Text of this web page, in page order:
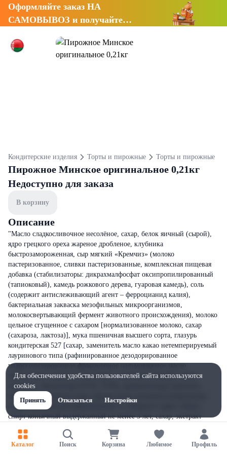
Оформляйте заказ НА
САМОВЫВОЗ и получайте
Кондитерские изделия Торты и пирожные Торты и пирожные
Пирожное Минское оригинальное 0,21кг
Недоступно для заказа
В корзину
Описание
"Масло сладкосливочное несолёное, сахар, белок яичный (сырой),
ядро грецкого ореха жареное дробленое, клубника
быстрозамороженная, сыр мягкий «Кремчиз» (молоко
пастеризованное, сливки пастеризованные, комплексная пищевая
добавка (стабилизаторы: дикрахмалфосфат оксипропилированный
(тапиоковый), камедь рожкового дерева, гуаровая камедь), соль
(содержит антислеживающий агент – ферроцианид калия),
бактериальная закваска мезофильных микроорганизмов,
молокосвертывающий фермент животного происхождения), молоко
цельное сгущенное с сахаром [нормализованное молоко, сахар
(сахароза, лактоза)], мука пшеничная высшего сорта, глазурь
кондитерская 527 [сахар, заменитель масло какао нетемперируемый
лауринового типа (рафинированное дезодорированное
гидрогенизированное фракционное пальмоядровое масло,
эмульгаторы (сорбитан тристеарат, лецитины соевый)), какао-
порошок, эмульгаторы (Е322, Е476), ароматизаторы (ванилин,
шоколад)], сахарная пудра, бренди [вода питьевая исправленная,
спирт этиловый ректификованный из пищевого сырья «Люкс»,
спирт коньячный выдержанный не менее 3 лет, сахар, экстракт
простой, регулятор кислотности- кислота лимонная моногидрат
пищевая, ароматизатор пищевой коньяк, ароматизатор пищевой
Каталог Поиск Корзина Любимое Профиль
Для обеспечения удобства пользователей сайта используются
cookies
Принять
Отказаться Настройки